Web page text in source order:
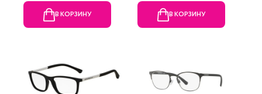
В КОРЗИНУ В КОРЗИНУ